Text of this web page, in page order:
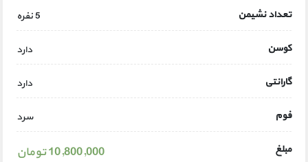
تعداد نشیمن 5 نفره
کوسن دارد
گارانتی دارد
فوم سرد
مبلغ 10,800,000 تومان